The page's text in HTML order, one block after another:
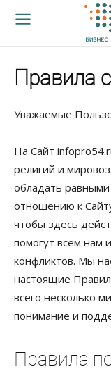
Правила
Уважаемые
На Cайт
религий и
обладать
отношению к
чтобы здесь
помогут всем нам
конфликтов. Мы
настоящие
всего несколько
понимание и
Правила